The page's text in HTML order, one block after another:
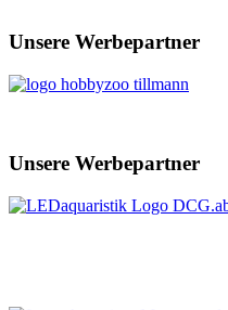
Unsere Werbepartner
Unsere Werbepartner